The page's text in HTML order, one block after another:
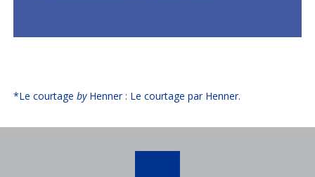
*Le courtagebyHenner : Le courtage par Henner.